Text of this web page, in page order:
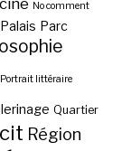
No comment
Palais Parc
Portrait littéraire
Quartier
Région